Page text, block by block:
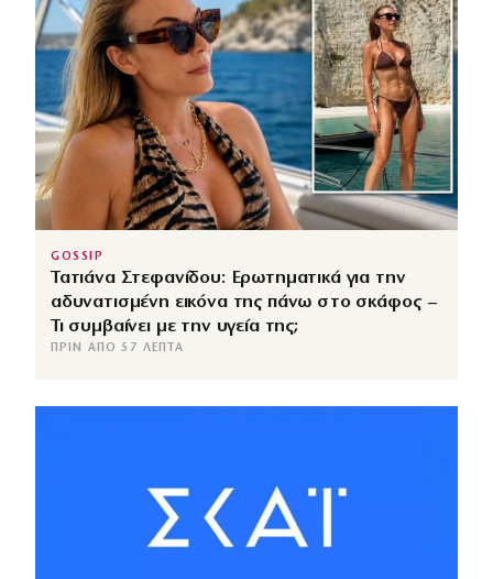
GOSSIP
Τατιάνα Στεφανίδου: Ερωτηματικά για την
αδυνατισμένη εικόνα της πάνω στο σκάφος –
Τι συμβαίνει με την υγεία της;
ΠΡΙΝ ΑΠΌ 57 ΛΕΠΤΆ